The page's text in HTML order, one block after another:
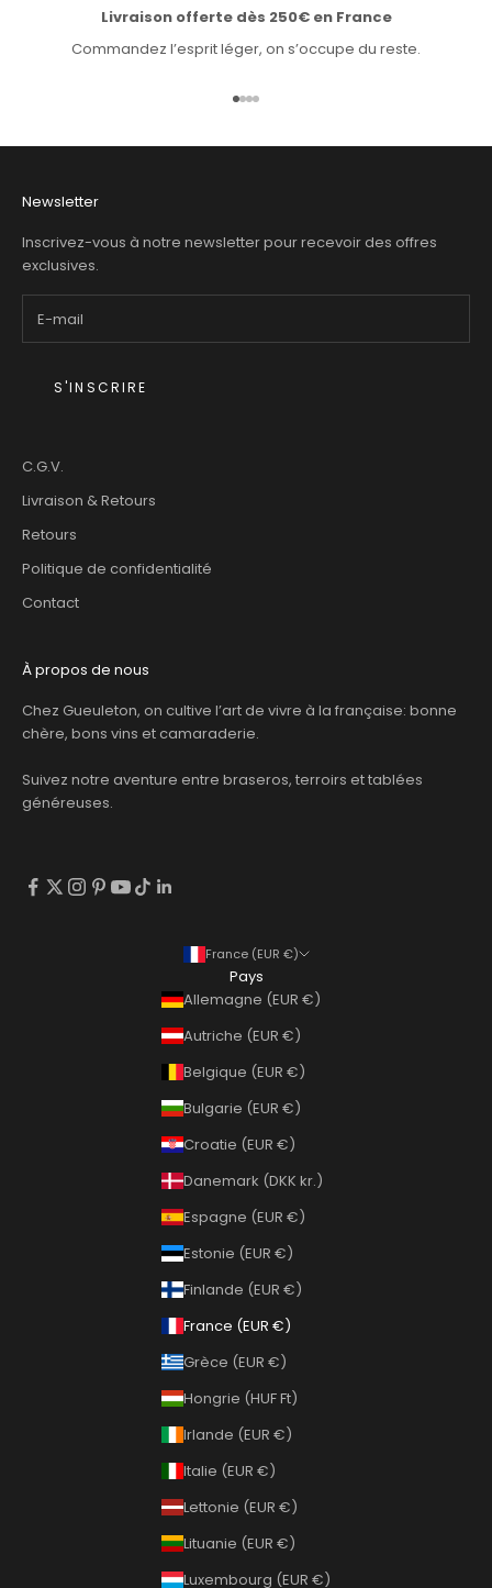
Livraison offerte dès 250€ en France
Commandez l’esprit léger, on s’occupe du reste.
Aller à l'élément 1
Aller à l'élément 2
Aller à l'élément 3
Aller à l'élément 4
Newsletter
Inscrivez-vous à notre newsletter pour recevoir des offres
exclusives.
S'INSCRIRE
C.G.V.
Livraison & Retours
Retours
Politique de confidentialité
Contact
À propos de nous
Chez Gueuleton, on cultive l’art de vivre à la française: bonne
chère, bons vins et camaraderie.
Suivez notre aventure entre braseros, terroirs et tablées
généreuses.
France (EUR €)
Pays
Allemagne (EUR €)
Autriche (EUR €)
Belgique (EUR €)
Bulgarie (EUR €)
Croatie (EUR €)
Danemark (DKK kr.)
Espagne (EUR €)
Estonie (EUR €)
Finlande (EUR €)
France (EUR €)
Grèce (EUR €)
Hongrie (HUF Ft)
Irlande (EUR €)
Italie (EUR €)
Lettonie (EUR €)
Lituanie (EUR €)
Luxembourg (EUR €)